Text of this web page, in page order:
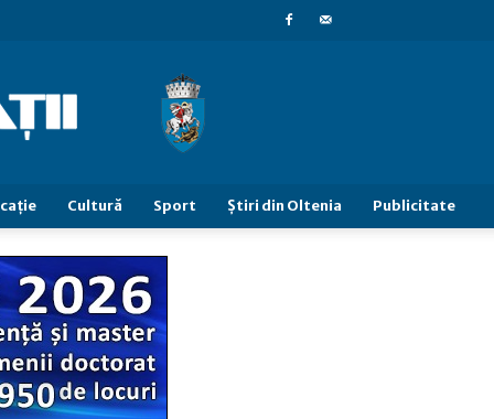
Cultură Sport Știri din Oltenia Publicitate